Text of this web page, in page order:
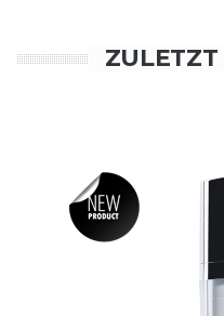
ZULETZT